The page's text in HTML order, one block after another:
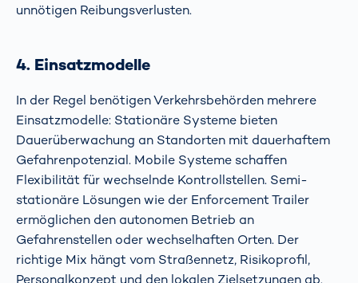
unnötigen Reibungsverlusten.
4. Einsatzmodelle
In der Regel benötigen Verkehrsbehörden mehrere
Einsatzmodelle: Stationäre Systeme bieten
Dauerüberwachung an Standorten mit dauerhaftem
Gefahrenpotenzial. Mobile Systeme schaffen
Flexibilität für wechselnde Kontrollstellen. Semi-
stationäre Lösungen wie der Enforcement Trailer
ermöglichen den autonomen Betrieb an
Gefahrenstellen oder wechselhaften Orten. Der
richtige Mix hängt vom Straßennetz, Risikoprofil,
Personalkonzept und den lokalen Zielsetzungen ab.